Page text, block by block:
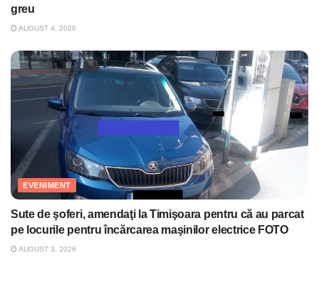
greu
AUGUST 4, 2026
EVENIMENT
Sute de şoferi, amendaţi la Timişoara pentru că au parcat
pe locurile pentru încărcarea maşinilor electrice FOTO
AUGUST 3, 2026